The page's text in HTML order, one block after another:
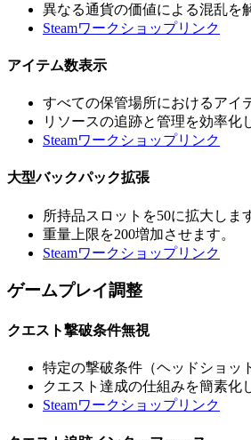
異なる通貨の価値による混乱を
Steamワークショップリンク
アイテム数表示
すべての保管場所におけるアイ
リソースの追跡と管理を効率化
Steamワークショップリンク
大型バックパック拡張
所持品スロットを50に拡大しま
重量上限を200増加させます。
Steamワークショップリンク
ゲームプレイ調整
クエスト撃破条件無視
特定の撃破条件（ヘッドショッ
クエスト達成の仕組みを簡素化
Steamワークショップリンク